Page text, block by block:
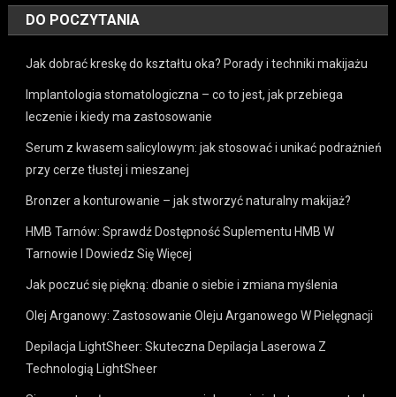
DO POCZYTANIA
Jak dobrać kreskę do kształtu oka? Porady i techniki makijażu
Implantologia stomatologiczna – co to jest, jak przebiega
leczenie i kiedy ma zastosowanie
Serum z kwasem salicylowym: jak stosować i unikać podrażnień
przy cerze tłustej i mieszanej
Bronzer a konturowanie – jak stworzyć naturalny makijaż?
HMB Tarnów: Sprawdź Dostępność Suplementu HMB W
Tarnowie I Dowiedz Się Więcej
Jak poczuć się piękną: dbanie o siebie i zmiana myślenia
Olej Arganowy: Zastosowanie Oleju Arganowego W Pielęgnacji
Depilacja LightSheer: Skuteczna Depilacja Laserowa Z
Technologią LightSheer